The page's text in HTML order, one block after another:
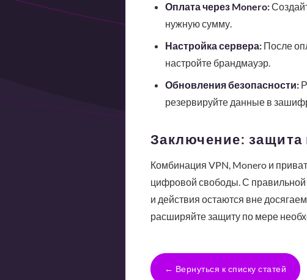
Оплата через Monero:
нужную сумму.
Настройка сервера:После
настройте брандмауэр.
Обновления безопасности:
резервируйте данные в
Заключение: защита
Комбинация VPN, Monero и
цифровой свободы. С правильной
и действия остаются вне
расширяйте защиту по мере
← Вернуться к списку статей